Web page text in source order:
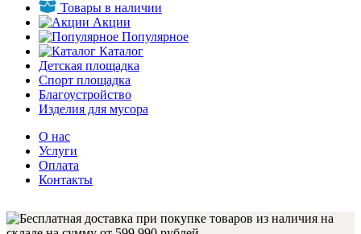
Товары в наличии
Акции
Популярное
Каталог
Детская площадка
Спорт площадка
Благоустройство
Изделия для мусора
О нас
Услуги
Оплата
Контакты